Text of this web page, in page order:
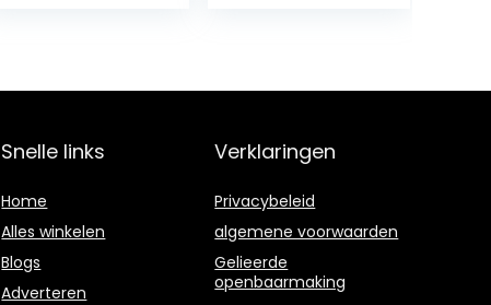
Snelle links
Home
Alles winkelen
Blogs
Adverteren
Verklaringen
Privacybeleid
algemene voorwaarden
Gelieerde
openbaarmaking